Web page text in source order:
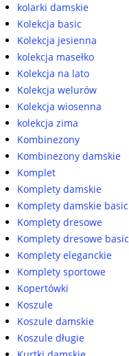
kolarki damskie
Kolekcja basic
Kolekcja jesienna
kolekcja masełko
Kolekcja na lato
Kolekcja welurów
Kolekcja wiosenna
kolekcja zima
Kombinezony
Kombinezony damskie
Komplet
Komplety damskie
Komplety damskie basic
Komplety dresowe
Komplety dresowe basic
Komplety eleganckie
Komplety sportowe
Kopertówki
Koszule
Koszule damskie
Koszule długie